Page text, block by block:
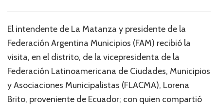
El intendente de La Matanza y presidente de la
Federación Argentina Municipios (FAM) recibió la
visita, en el distrito, de la vicepresidenta de la
Federación Latinoamericana de Ciudades, Municipios
y Asociaciones Municipalistas (FLACMA), Lorena
Brito, proveniente de Ecuador; con quien compartió